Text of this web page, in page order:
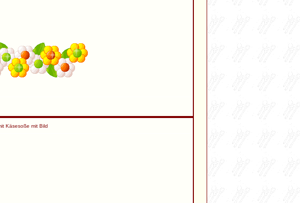
Käsesoße mit Bild